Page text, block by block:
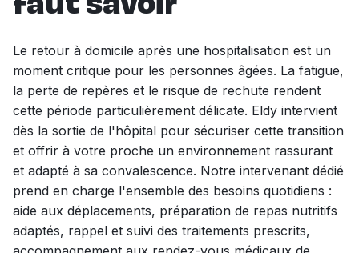
faut savoir
Le retour à domicile après une hospitalisation est un
moment critique pour les personnes âgées. La fatigue,
la perte de repères et le risque de rechute rendent
cette période particulièrement délicate. Eldy intervient
dès la sortie de l'hôpital pour sécuriser cette transition
et offrir à votre proche un environnement rassurant
et adapté à sa convalescence. Notre intervenant dédié
prend en charge l'ensemble des besoins quotidiens :
aide aux déplacements, préparation de repas nutritifs
adaptés, rappel et suivi des traitements prescrits,